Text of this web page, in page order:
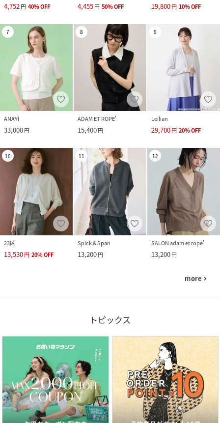
4,752円 40%OFF 4,455円 50%OFF 19,800円 10%OFF
7
ANAYI
33,000円
8
ADAM ET ROPE'
15,400円
9
Leilian
29,700円 20%OFF
10
23区
13,530円 20%OFF
11
Spick & Span
13,200円
12
SALON adam et rope'
13,200円
more navigate_next
トピックス